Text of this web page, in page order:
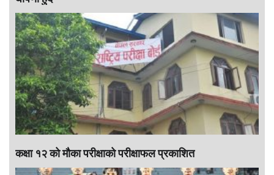
कक्षा १२ को मौका परीक्षाको परीक्षाफल प्रकाशित